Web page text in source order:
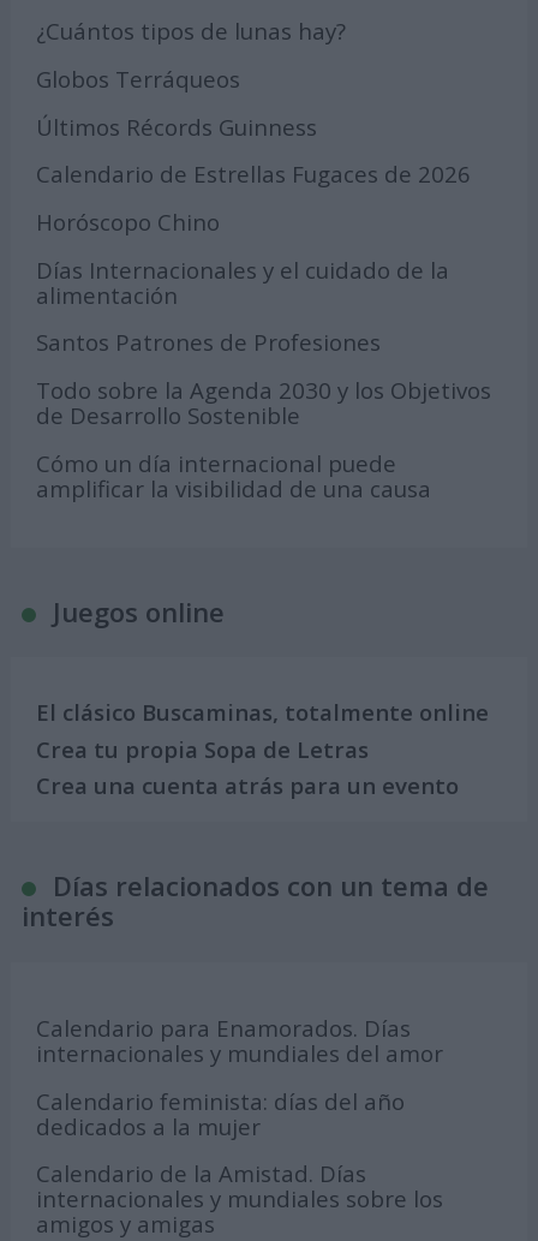
¿Cuántos tipos de lunas hay?
Globos Terráqueos
Últimos Récords Guinness
Calendario de Estrellas Fugaces de 2026
Horóscopo Chino
Días Internacionales y el cuidado de la
alimentación
Santos Patrones de Profesiones
Todo sobre la Agenda 2030 y los Objetivos
de Desarrollo Sostenible
Cómo un día internacional puede
amplificar la visibilidad de una causa
Juegos online
El clásico Buscaminas, totalmente online
Crea tu propia Sopa de Letras
Crea una cuenta atrás para un evento
Días relacionados con un tema de
interés
Calendario para Enamorados. Días
internacionales y mundiales del amor
Calendario feminista: días del año
dedicados a la mujer
Calendario de la Amistad. Días
internacionales y mundiales sobre los
amigos y amigas